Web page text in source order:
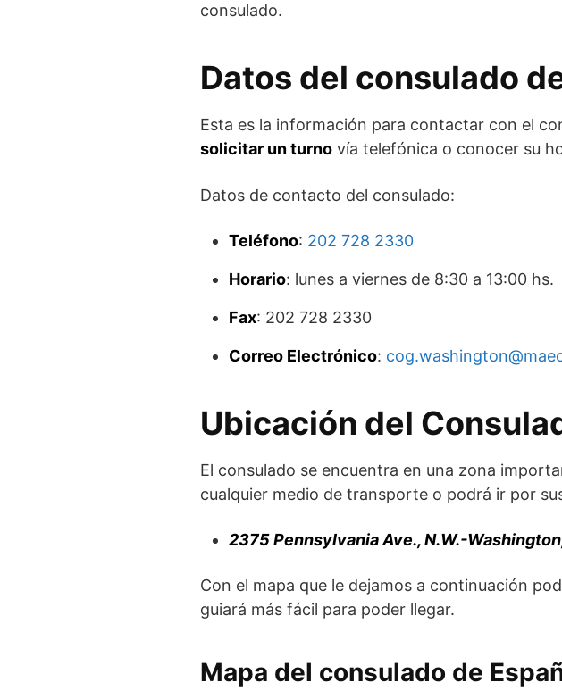
consulado.
Datos del consulado
Esta es la información para contactar con el
solicitar un turno vía telefónica o conocer su
Datos de contacto del consulado:
Teléfono: 202 728 2330
Horario: lunes a viernes de 8:30 a 13:00 hs.
Fax: 202 728 2330
Correo Electrónico:
Ubicación del
El consulado se encuentra en una zona
cualquier medio de transporte o podrá ir por
2375 Pennsylvania Ave., N.W.-
Con el mapa que le dejamos a continuación
guiará más fácil para poder llegar.
Mapa del consulado de